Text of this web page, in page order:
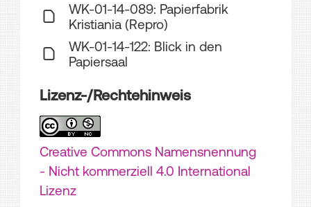
WK-01-14-089: Papierfabrik
Kristiania (Repro)
WK-01-14-122: Blick in den
Papiersaal
Lizenz-/Rechtehinweis
Creative Commons Namensnennung
- Nicht kommerziell 4.0 International
Lizenz